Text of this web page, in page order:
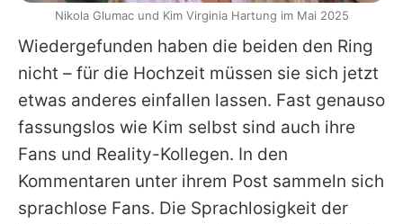
Wiedergefunden haben die beiden den Ring
nicht – für die Hochzeit müssen sie sich jetzt
etwas anderes einfallen lassen. Fast genauso
fassungslos wie Kim selbst sind auch ihre
Fans und Reality-Kollegen. In den
Kommentaren unter ihrem Post sammeln sich
sprachlose Fans. Die Sprachlosigkeit der
Nikola Glumac und Kim Virginia Hartung im Mai 2025